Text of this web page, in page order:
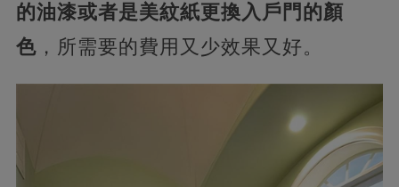
的油漆或者是美紋紙更換入戶門的顏
色，所需要的費用又少效果又好。